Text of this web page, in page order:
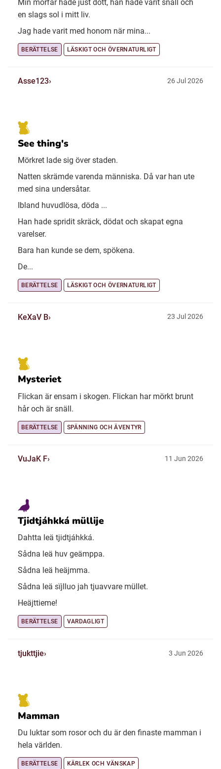
Min morfar hade just dött, han hade varit snäll och
en slags sol i mitt liv.
Jag hade varit med honom när mina...
BERÄTTELSE LÄSKIGT OCH ÖVERNATURLIGT
Asse123 26 Jul 2026
See thing's
Mörkret lade sig över staden.
Natten skrämde varenda människa. Då var han ute
med sina undersåtar.
Ibland huvudlösa, döda ...
Han hade spridit skräck, dödat och skapat egna
varelser.
Bara han kunde se dem, spökena.
De...
BERÄTTELSE LÄSKIGT OCH ÖVERNATURLIGT
KeXaV B 23 Jul 2026
Mysteriet
Flickan är ensam i skogen. Flickan har mörkt brunt
hår och är snäll.
BERÄTTELSE SPÄNNING OCH ÄVENTYR
VuJaK F 11 Jun 2026
Tjidtjáhkká müllije
Dahtta leä tjidtjáhkká.
Sådna leä huv geämppa.
Sådna leä heäjmma.
Sådna leä sïjlluo jah tjuavvare müllet.
Heäjttieme!
BERÄTTELSE VARDAGLIGT
tjukttjie 3 Jun 2026
Mamman
Du luktar som rosor och du är den finaste mamman i
hela världen.
BERÄTTELSE KÄRLEK OCH VÄNSKAP